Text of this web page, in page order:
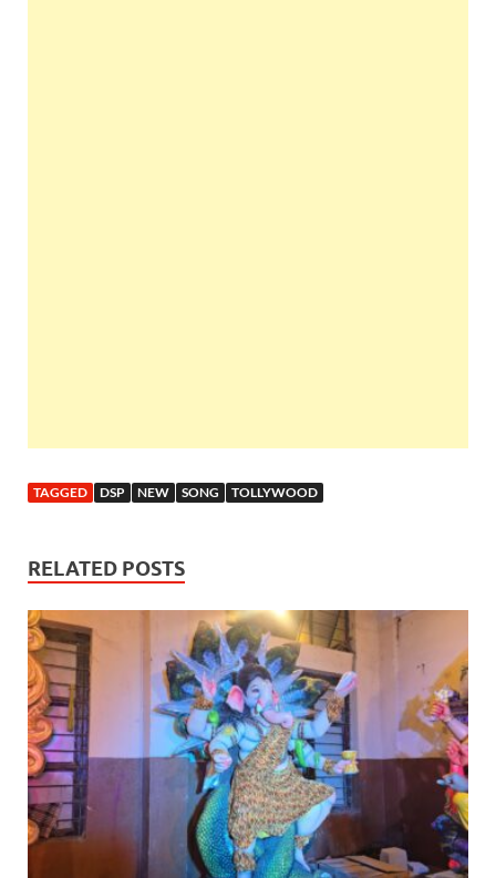
TAGGED DSP NEW SONG TOLLYWOOD
RELATED POSTS